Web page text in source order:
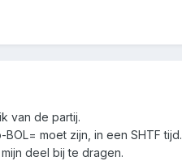
van de partij.
moet zijn, in een SHTF tijd.
deel bij te dragen.